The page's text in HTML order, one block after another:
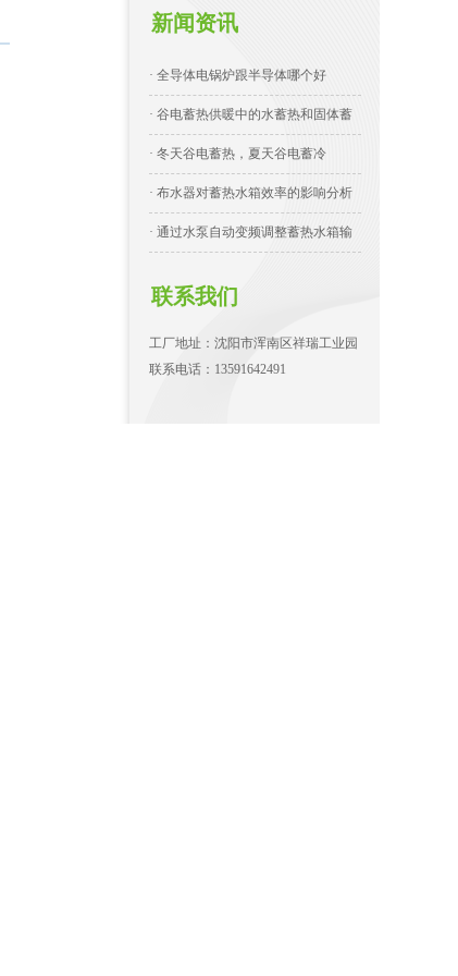
新闻资讯
· 全导体电锅炉跟半导体哪个好
· 谷电蓄热供暖中的水蓄热和固体蓄
· 冬天谷电蓄热，夏天谷电蓄冷
· 布水器对蓄热水箱效率的影响分析
· 通过水泵自动变频调整蓄热水箱输
联系我们
工厂地址：沈阳市浑南区祥瑞工业园
联系电话：13591642491